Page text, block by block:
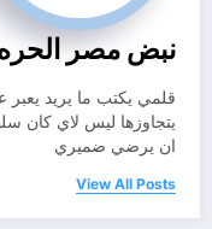
نبض مصر
قلمي يكتب ما يريد
يتجاوزها ليس لاي كان
ان يرضي ضميري
View All Posts